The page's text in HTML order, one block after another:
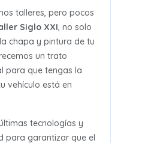
talleres, pero pocos
Siglo XXI, no solo
chapa y pintura de tu
un trato
para que tengas la
vehículo está en
tecnologías y
para garantizar que el